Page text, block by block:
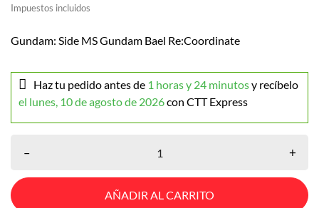
Impuestos incluidos
Gundam: Side MS Gundam Bael Re:Coordinate
Haz tu pedido antes de 1 horas y 24 minutosy recíbelo
el lunes, 10 de agosto de 2026con CTT Express
– +
AÑADIR AL CARRITO